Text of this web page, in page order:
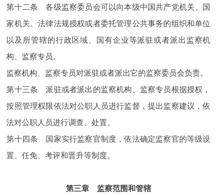
第十二条 各级监察委员会可以向本级中国共产党机关、国
家机关、法律法规授权或者委托管理公共事务的组织和单位
以及所管辖的行政区域、国有企业等派驻或者派出监察机
构、监察专员。
监察机构、监察专员对派驻或者派出它的监察委员会负责。
第十三条 派驻或者派出的监察机构、监察专员根据授权，
按照管理权限依法对公职人员进行监督，提出监察建议，依
法对公职人员进行调查、处置。
第十四条 国家实行监察官制度，依法确定监察官的等级设
置、任免、考评和晋升等制度。
第三章 监察范围和管辖